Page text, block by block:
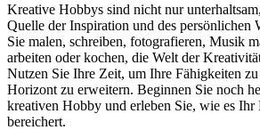
Kreative Hobbys sind nicht nur
Quelle der Inspiration und des persönlichen
Sie malen, schreiben, fotografieren, Musik
arbeiten oder kochen, die Welt der
Nutzen Sie Ihre Zeit, um Ihre Fähigkeiten
Horizont zu erweitern. Beginnen Sie noch
kreativen Hobby und erleben Sie, wie es Ihr
bereichert.